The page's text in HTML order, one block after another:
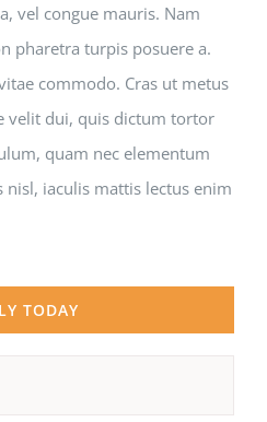
vel congue mauris. Nam
pharetra turpis posuere a.
commodo. Cras ut metus
velit dui, quis dictum tortor
quam nec elementum
iaculis mattis lectus enim
TODAY